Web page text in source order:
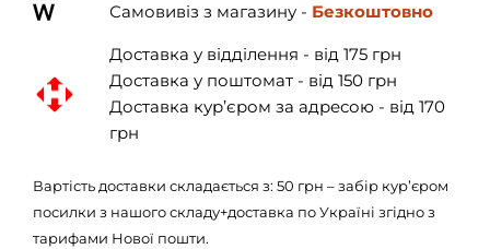
Самовивіз з магазину - Безкоштовно
Доставка у відділення - від 175 грн
Доставка у поштомат - від 150 грн
Доставка кур’єром за адресою - від 170
грн
Вартість доставки складається з: 50 грн – забір кур’єром
посилки з нашого складу+доставка по Україні згідно з
тарифами Нової пошти.